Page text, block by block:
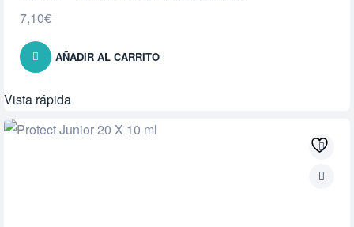
7,10€
AÑADIR AL CARRITO
Vista rápida